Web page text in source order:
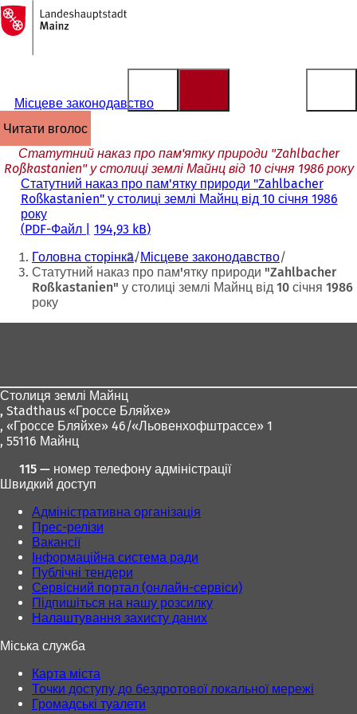
Перейти до змісту
На
головну
сторінку
Місцеве законодавство
читати вголос
Статутний наказ про пам'ятку природи "Zahlbacher
Roßkastanien" у столиці землі Майнц від 10 січня 1986 року
Статутний наказ про пам'ятку природи "Zahlbacher
Roßkastanien" у столиці землі Майнц від 10 січня 1986
року
PDF-Файл 194,93 kB
Ти
тут:
Головна сторінка Місцеве законодавство
Статутний наказ про пам'ятку природи "Zahlbacher
Roßkastanien" у столиці землі Майнц від 10 січня 1986
року
Столиця землі Майнц
, Stadthaus «Гроссе Бляйхе»
, «Гроссе Бляйхе» 46/«Льовенхофштрассе» 1
, 55116 Майнц
115 — номер телефону адміністрації
Швидкий доступ
Адміністративна організація
Прес-релізи
Вакансії
Інформаційна система ради
Публічні тендери
Сервісний портал (онлайн-сервіси)
Підпишіться на нашу розсилку
Налаштування захисту даних
Міська служба
Карта міста
Точки доступу до бездротової локальної мережі
Громадські туалети